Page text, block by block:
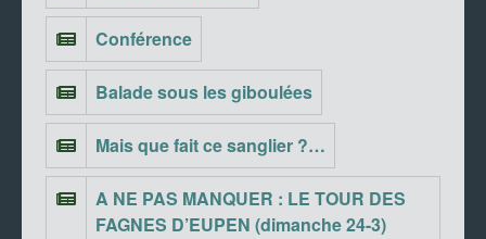
Conférence
Balade sous les giboulées
Mais que fait ce sanglier ?…
A NE PAS MANQUER : LE TOUR DES
FAGNES D’EUPEN (dimanche 24-3)